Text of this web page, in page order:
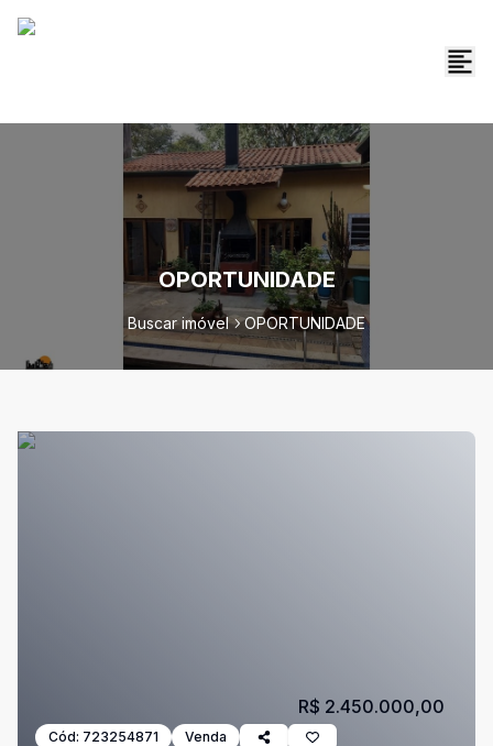
OPORTUNIDADE
Buscar imóvel OPORTUNIDADE
Cód: 723254871 Venda
R$ 2.450.000,00